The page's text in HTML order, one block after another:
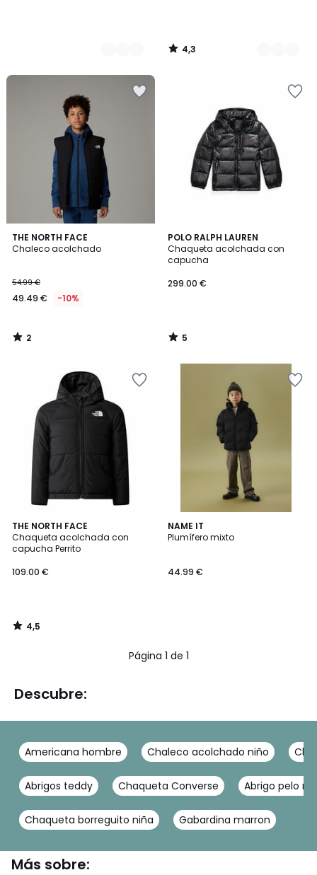
4,3
/
THE NORTH FACE
Chaleco acolchado
54.99 €
49.49 € -10%
2
/
2
/
POLO RALPH LAUREN
Chaqueta acolchada con
capucha
299.00 €
5
/
5
5
/
THE NORTH FACE
Chaqueta acolchada con
capucha Perrito
109.00 €
4,5
/ 5
4,5
/
NAME IT
Plumífero mixto
44.99 €
Página 1 de 1
Descubre:
Americana hombre Chaleco acolchado niño
Abrigos teddy Chaqueta Converse Abrigo pelo
Chaqueta borreguito niña Gabardina marron
Más sobre: